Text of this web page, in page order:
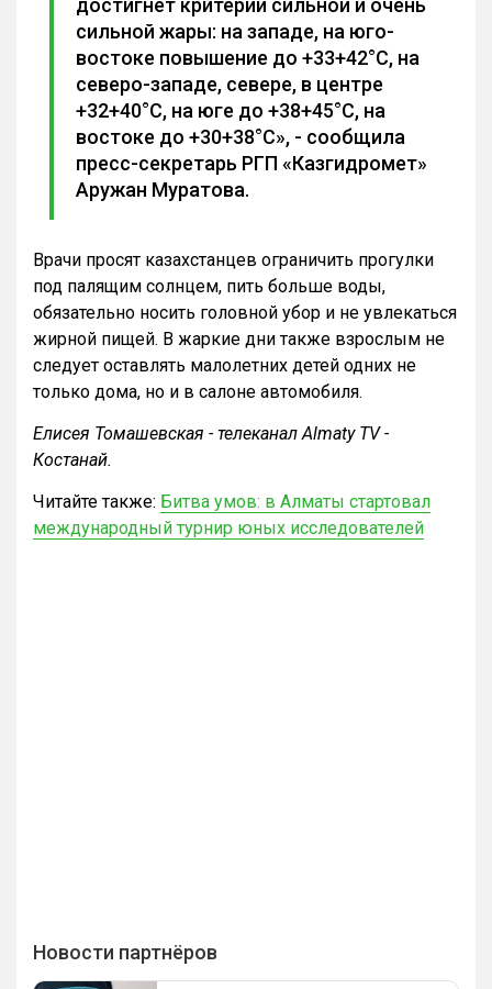
сильной жары: на западе, на юго-
востоке повышение до +33+42°С, на
северо-западе, севере, в центре
+32+40°С, на юге до +38+45°С, на
востоке до +30+38°С», - сообщила
пресс-секретарь РГП «Казгидромет»
Аружан Муратова.
Врачи просят казахстанцев ограничить прогулки
под палящим солнцем, пить больше воды,
обязательно носить головной убор и не увлекаться
жирной пищей. В жаркие дни также взрослым не
следует оставлять малолетних детей одних не
только дома, но и в салоне автомобиля.
Елисея Томашевская - телеканал Almaty TV -
Костанай.
Читайте также: Битва умов: в Алматы стартовал
международный турнир юных исследователей